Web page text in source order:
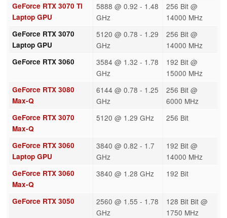
GeForce RTX 3070 Ti
Laptop GPU
5888 @ 0.92 - 1.48
GHz
256 Bit @
14000 MHz
GeForce RTX 3070
Laptop GPU
5120 @ 0.78 - 1.29
GHz
256 Bit @
14000 MHz
GeForce RTX 3060
3584 @ 1.32 - 1.78
GHz
192 Bit @
15000 MHz
GeForce RTX 3080
Max-Q
6144 @ 0.78 - 1.25
GHz
256 Bit @
6000 MHz
GeForce RTX 3070
Max-Q
5120 @ 1.29 GHz 256 Bit
GeForce RTX 3060
Laptop GPU
3840 @ 0.82 - 1.7
GHz
192 Bit @
14000 MHz
GeForce RTX 3060
Max-Q
3840 @ 1.28 GHz 192 Bit
GeForce RTX 3050
2560 @ 1.55 - 1.78
GHz
128 Bit Bit @
1750 MHz